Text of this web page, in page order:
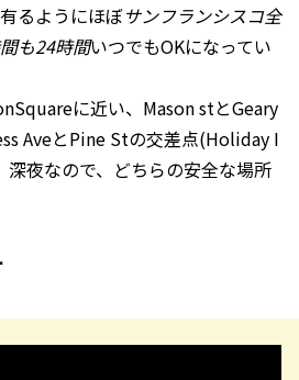
るようにほぼサンフランシスコ全
も24時間いつでもOKになってい
に近い、Mason stとGeary
AveとPine Stの交差点(Holiday I
夜なので、どちらの安全な場所